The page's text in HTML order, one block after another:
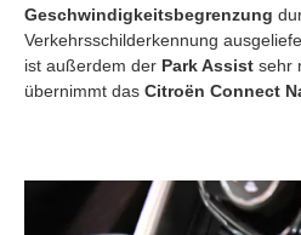
Geschwindigkeitsbegrenzung
Verkehrsschilderkennung
ist außerdem der Park Assist sehr
übernimmt das Citroën Connect